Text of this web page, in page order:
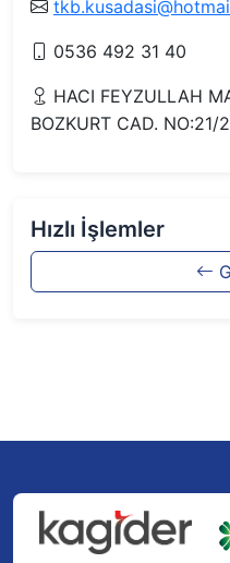
0536 492 31 40
HACI FEYZULLAH
BOZKURT CAD. NO:21/
Hızlı İşlemler